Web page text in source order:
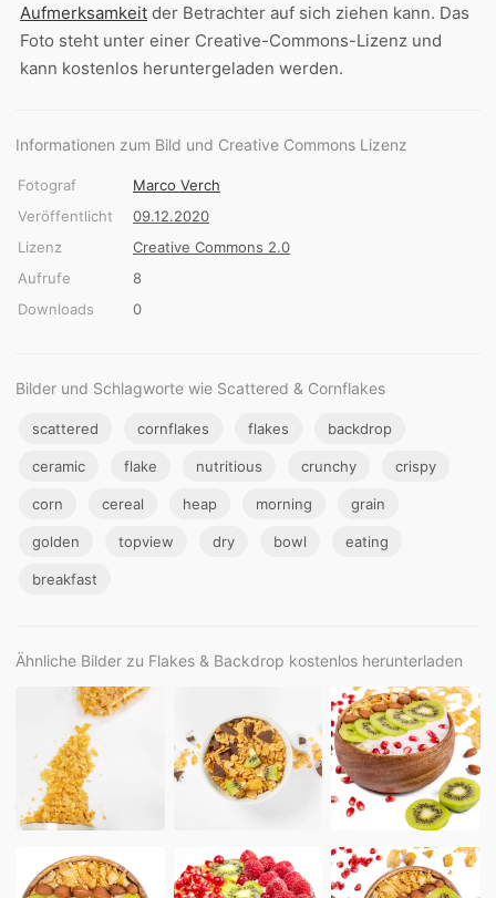
Aufmerksamkeit der Betrachter auf sich ziehen kann. Das
Foto steht unter einer Creative-Commons-Lizenz und
kann kostenlos heruntergeladen werden.
Informationen zum Bild und Creative Commons Lizenz
Fotograf
Marco Verch
Veröffentlicht
09.12.2020
Lizenz
Creative Commons 2.0
Aufrufe
8
Downloads
0
Bilder und Schlagworte wie Scattered & Cornflakes
scattered cornflakes flakes backdrop
ceramic flake nutritious crunchy crispy
corn cereal heap morning grain
golden topview dry bowl eating
breakfast
Ähnliche Bilder zu Flakes & Backdrop kostenlos herunterladen